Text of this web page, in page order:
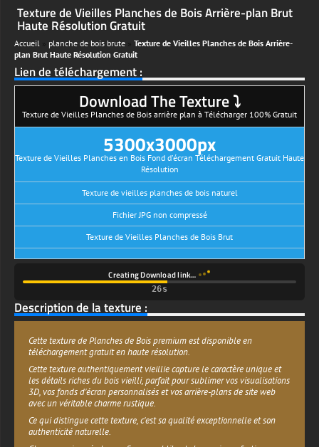
Texture de Vieilles Planches de Bois Arrière-plan Brut
Haute Résolution Gratuit
Accueil planche de bois brute
Texture de Vieilles Planches de Bois Arrière-
plan Brut Haute Résolution Gratuit
Lien de téléchargement :
Download The Texture ⤵
Texture de Vieilles Planches de Bois arrière plan à Télécharger 100% Gratuit
5300x3000px
Texture de Vieilles Planches en Bois Fond d'écran Téléchargement Gratuit Haute
Résolution
Texture de vieilles planches de bois naturel
Fichier JPG non compressé
Texture de Vieilles Planches de Bois Brut
Creating Download link…
26s
Description de la texture :
Cette texture de Planches de Bois premium est disponible en
téléchargement gratuit en haute résolution.
Cette texture authentiquement vieillie capture le caractère unique et
les détails riches du bois vieilli, parfait pour sublimer vos visualisations
3D, vos fonds d'écran personnalisés et vos arrière-plans de site web
avec un véritable charme rustique.
Ce qui distingue cette texture, c'est sa qualité exceptionnelle et son
authenticité naturelle.